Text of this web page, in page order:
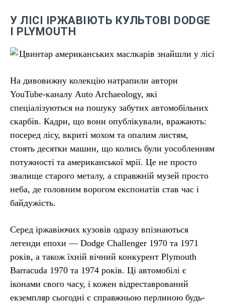
У ЛІСІ ІРЖАВІЮТЬ КУЛЬТОВІ DODGE
І PLYMOUTH
На дивовижну колекцію натрапили автори
YouTube-каналу Auto Archaeology, які
спеціалізуються на пошуку забутих автомобільних
скарбів. Кадри, що вони опублікували, вражають:
посеред лісу, вкриті мохом та опалим листям,
стоять десятки машин, що колись були уособленням
потужності та американської мрії. Це не просто
звалище старого металу, а справжній музей просто
неба, де головним ворогом експонатів став час і
байдужість.
Серед іржавіючих кузовів одразу впізнаються
легенди епохи — Dodge Challenger 1970 та 1971
років, а також їхній вічний конкурент Plymouth
Barracuda 1970 та 1974 років. Ці автомобілі є
іконами свого часу, і кожен відреставрований
екземпляр сьогодні є справжньою перлиною будь-